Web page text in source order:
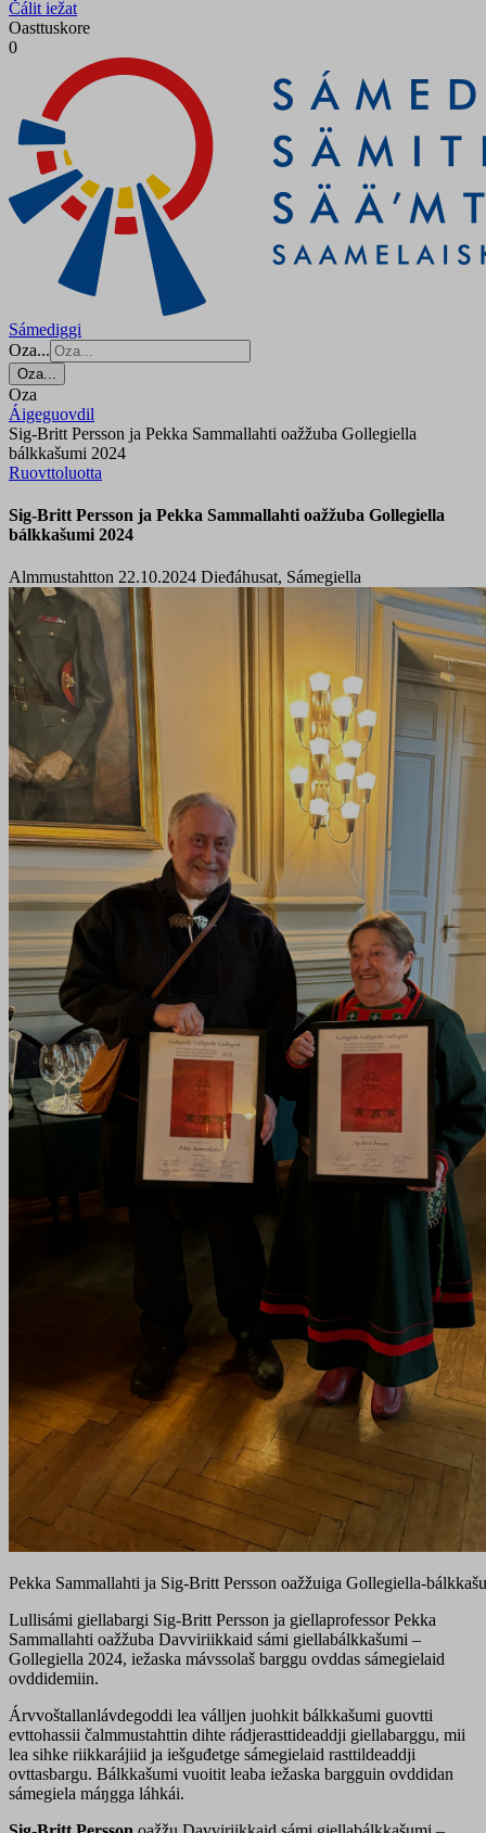
Čálit iežat
Oasttuskore
0
Sámediggi
Oza...
Oza...
Oza
Áigeguovdil
Sig-Britt Persson ja Pekka Sammallahti oažžuba Gollegiella
bálkkašumi 2024
Ruovttoluotta
Sig-Britt Persson ja Pekka Sammallahti oažžuba Gollegiella
bálkkašumi 2024
Almmustahtton 22.10.2024 Dieđáhusat, Sámegiella
Pekka Sammallahti ja Sig-Britt Persson oažžuiga Gollegiella-
Lullisámi giellabargi Sig-Britt Persson ja giellaprofessor Pekka
Sammallahti oažžuba Davviriikkaid sámi giellabálkkašumi –
Gollegiella 2024, iežaska mávssolaš barggu ovddas sámegielaid
ovddidemiin.
Árvvoštallanlávdegoddi lea válljen juohkit bálkkašumi guovtti
evttohassii čalmmustahttin dihte rádjerasttideaddji giellabarggu, mii
lea sihke riikkarájiid ja iešguđetge sámegielaid rasttildeaddji
ovttasbargu. Bálkkašumi vuoitit leaba iežaska bargguin ovddidan
sámegiela máŋgga láhkái.